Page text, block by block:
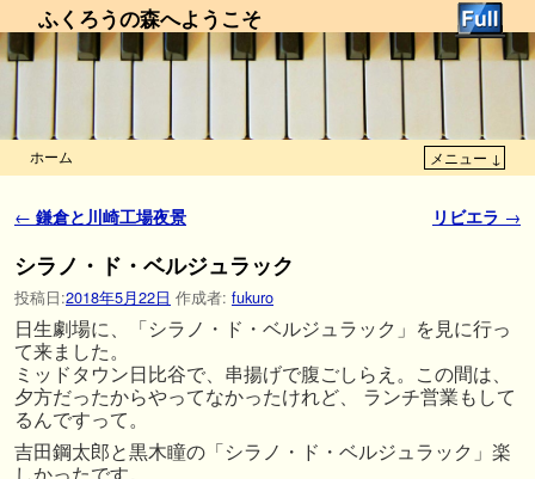
ふくろうの森へようこそ
ホーム メニュー ↓
投稿ナビゲーション
← 鎌倉と川崎工場夜景 リビエラ →
シラノ・ド・ベルジュラック
投稿日:2018年5月22日 作成者: fukuro
日生劇場に、「シラノ・ド・ベルジュラック」を見に行っ
て来ました。
ミッドタウン日比谷で、串揚げで腹ごしらえ。この間は、
夕方だったからやってなかったけれど、 ランチ営業もして
るんですって。
吉田鋼太郎と黒木瞳の「シラノ・ド・ベルジュラック」楽
しかったです。